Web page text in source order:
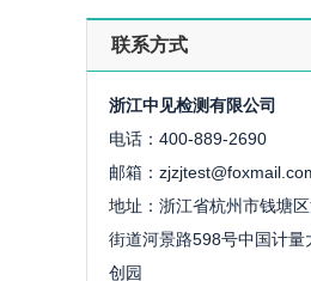
联系方式
浙江中见检测有限公司
电话：400-889-2690
邮箱：
地址：浙江省杭州市钱塘
街道河景路598号中国计量
创园